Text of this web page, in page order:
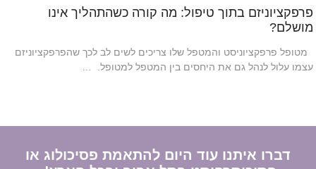
פרפקציוניזם בתוך טיפול: מה קורה כשהתהליך אינו
מושלם?
מטופל פרפקציוניסט והמטפל שלו צריכים לשים לב לכך שהפרפקציוניזם
עצמו עלול לנהל גם את היחסים בין המטפל למטופל. …
דברו איתנו עוד היום להתאמת פסיכולוג או